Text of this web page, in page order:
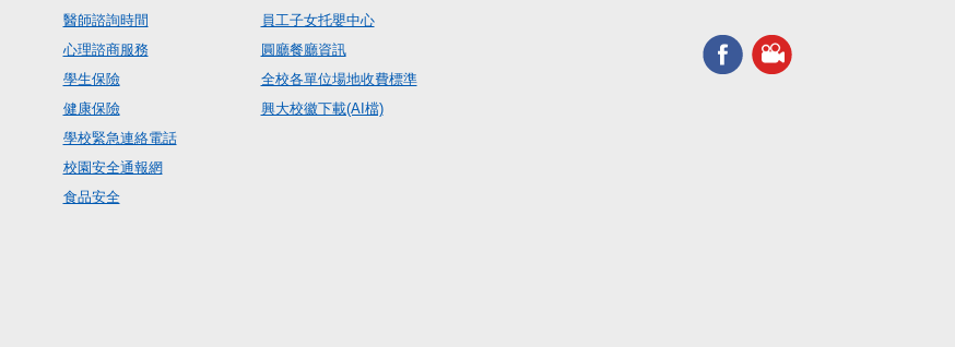
醫師諮詢時間
心理諮商服務
學生保險
健康保險
學校緊急連絡電話
校園安全通報網
食品安全
員工子女托嬰中心
圓廳餐廳資訊
全校各單位場地收費標準
興大校徽下載(AI檔)